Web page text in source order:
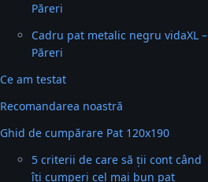
Păreri
Cadru pat metalic negru vidaXL –
Păreri
Ce am testat
Recomandarea noastră
Ghid de cumpărare Pat 120x190
5 criterii de care să ții cont când
îți cumperi cel mai bun pat